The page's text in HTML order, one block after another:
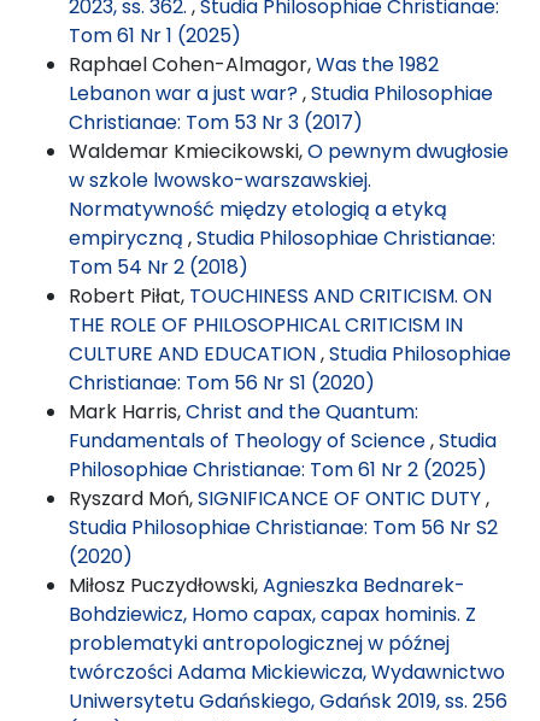
2023, ss. 362. ,Studia Philosophiae Christianae:
Tom 61 Nr 1 (2025)
Raphael Cohen-Almagor,Was the 1982
Lebanon war a just war?,Studia Philosophiae
Christianae: Tom 53 Nr 3 (2017)
Waldemar Kmiecikowski,O pewnym dwugłosie
w szkole lwowsko-warszawskiej.
Normatywność między etologią a etyką
empiryczną ,Studia Philosophiae Christianae:
Tom 54 Nr 2 (2018)
Robert Piłat, TOUCHINESS AND CRITICISM. ON
THE ROLE OF PHILOSOPHICAL CRITICISM IN
CULTURE AND EDUCATION,Studia Philosophiae
Christianae: Tom 56 Nr S1 (2020)
Mark Harris,Christ and the Quantum:
Fundamentals of Theology of Science,Studia
Philosophiae Christianae: Tom 61 Nr 2 (2025)
Ryszard Moń,SIGNIFICANCE OF ONTIC DUTY,
Studia Philosophiae Christianae: Tom 56 Nr S2
(2020)
Miłosz Puczydłowski,Agnieszka Bednarek-
Bohdziewicz, Homo capax, capax hominis. Z
problematyki antropologicznej w późnej
twórczości Adama Mickiewicza, Wydawnictwo
Uniwersytetu Gdańskiego, Gdańsk 2019, ss. 256